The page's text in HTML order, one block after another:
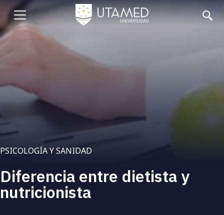
Pasar
contenido
principal
Abrir
menu
PSICOLOGÍA Y SANIDAD
Diferencia entre dietista y
nutricionista